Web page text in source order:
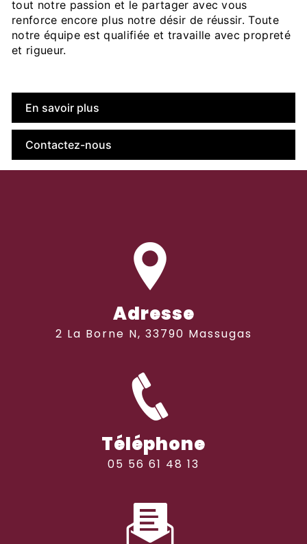
tout notre passion et le partager avec vous
renforce encore plus notre désir de réussir. Toute
notre équipe est qualifiée et travaille avec propreté
et rigueur.
En savoir plus
Contactez-nous
Adresse
2 La Borne N, 33790 Massugas
Téléphone
05 56 61 48 13